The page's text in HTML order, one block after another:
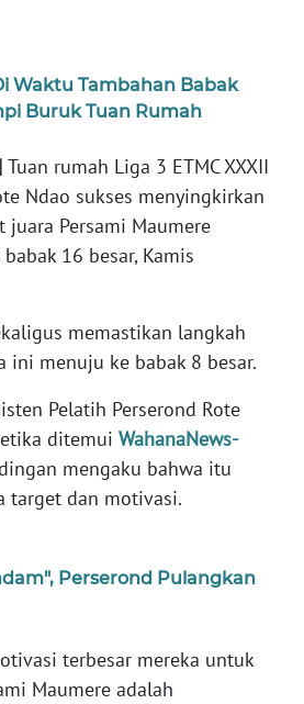
Waktu Tambahan Babak
Buruk Tuan Rumah
Tuan rumah Liga 3 ETMC XXXII
Ndao sukses menyingkirkan
juara Persami Maumere
16 besar, Kamis
memastikan langkah
ini menuju ke babak 8 besar.
Pelatih Perserond Rote
ditemui WahanaNews-
mengaku bahwa itu
target dan motivasi.
Perserond Pulangkan
terbesar mereka untuk
Maumere adalah